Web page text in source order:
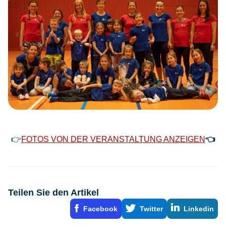
👉FOTOS VON DER VERANSTALTUNG ANZEIGEN👈
Teilen Sie den Artikel
Facebook Twitter Linkedin